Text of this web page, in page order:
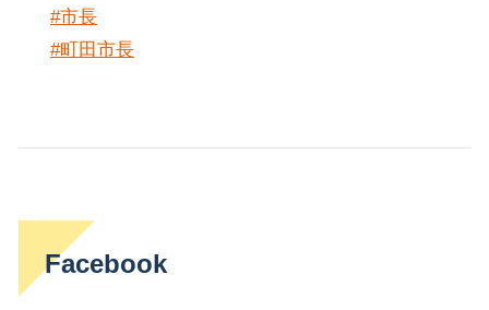
#市長
#町田市長
Facebook